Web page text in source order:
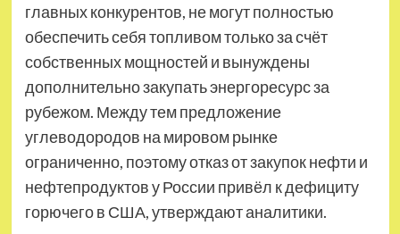
главных конкурентов, не могут полностью
обеспечить себя топливом только за счёт
собственных мощностей и вынуждены
дополнительно закупать энергоресурс за
рубежом. Между тем предложение
углеводородов на мировом рынке
ограниченно, поэтому отказ от закупок нефти и
нефтепродуктов у России привёл к дефициту
горючего в США, утверждают аналитики.